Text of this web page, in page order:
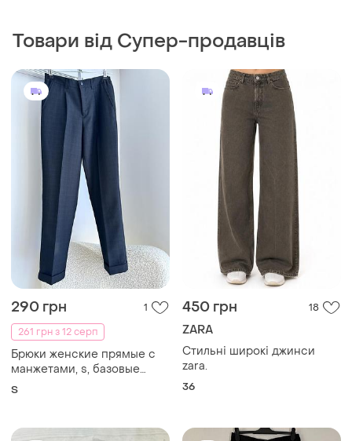
Товари від Супер-продавців
290 грн
1
261 грн з 12 серп
Брюки женские прямые с
манжетами, s, базовые
брюки, чёрный, однотонный
S
450 грн 18
ZARA
Стильні широкі джинси
zara.
36